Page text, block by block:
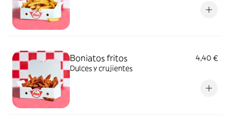
Boniatos fritos
4,40 €
Dulces y crujientes